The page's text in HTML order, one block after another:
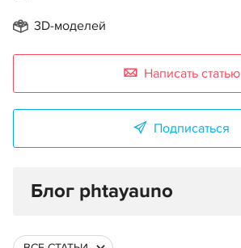
3D-моделей
Написать статью
Подписаться
Блог phtayauno